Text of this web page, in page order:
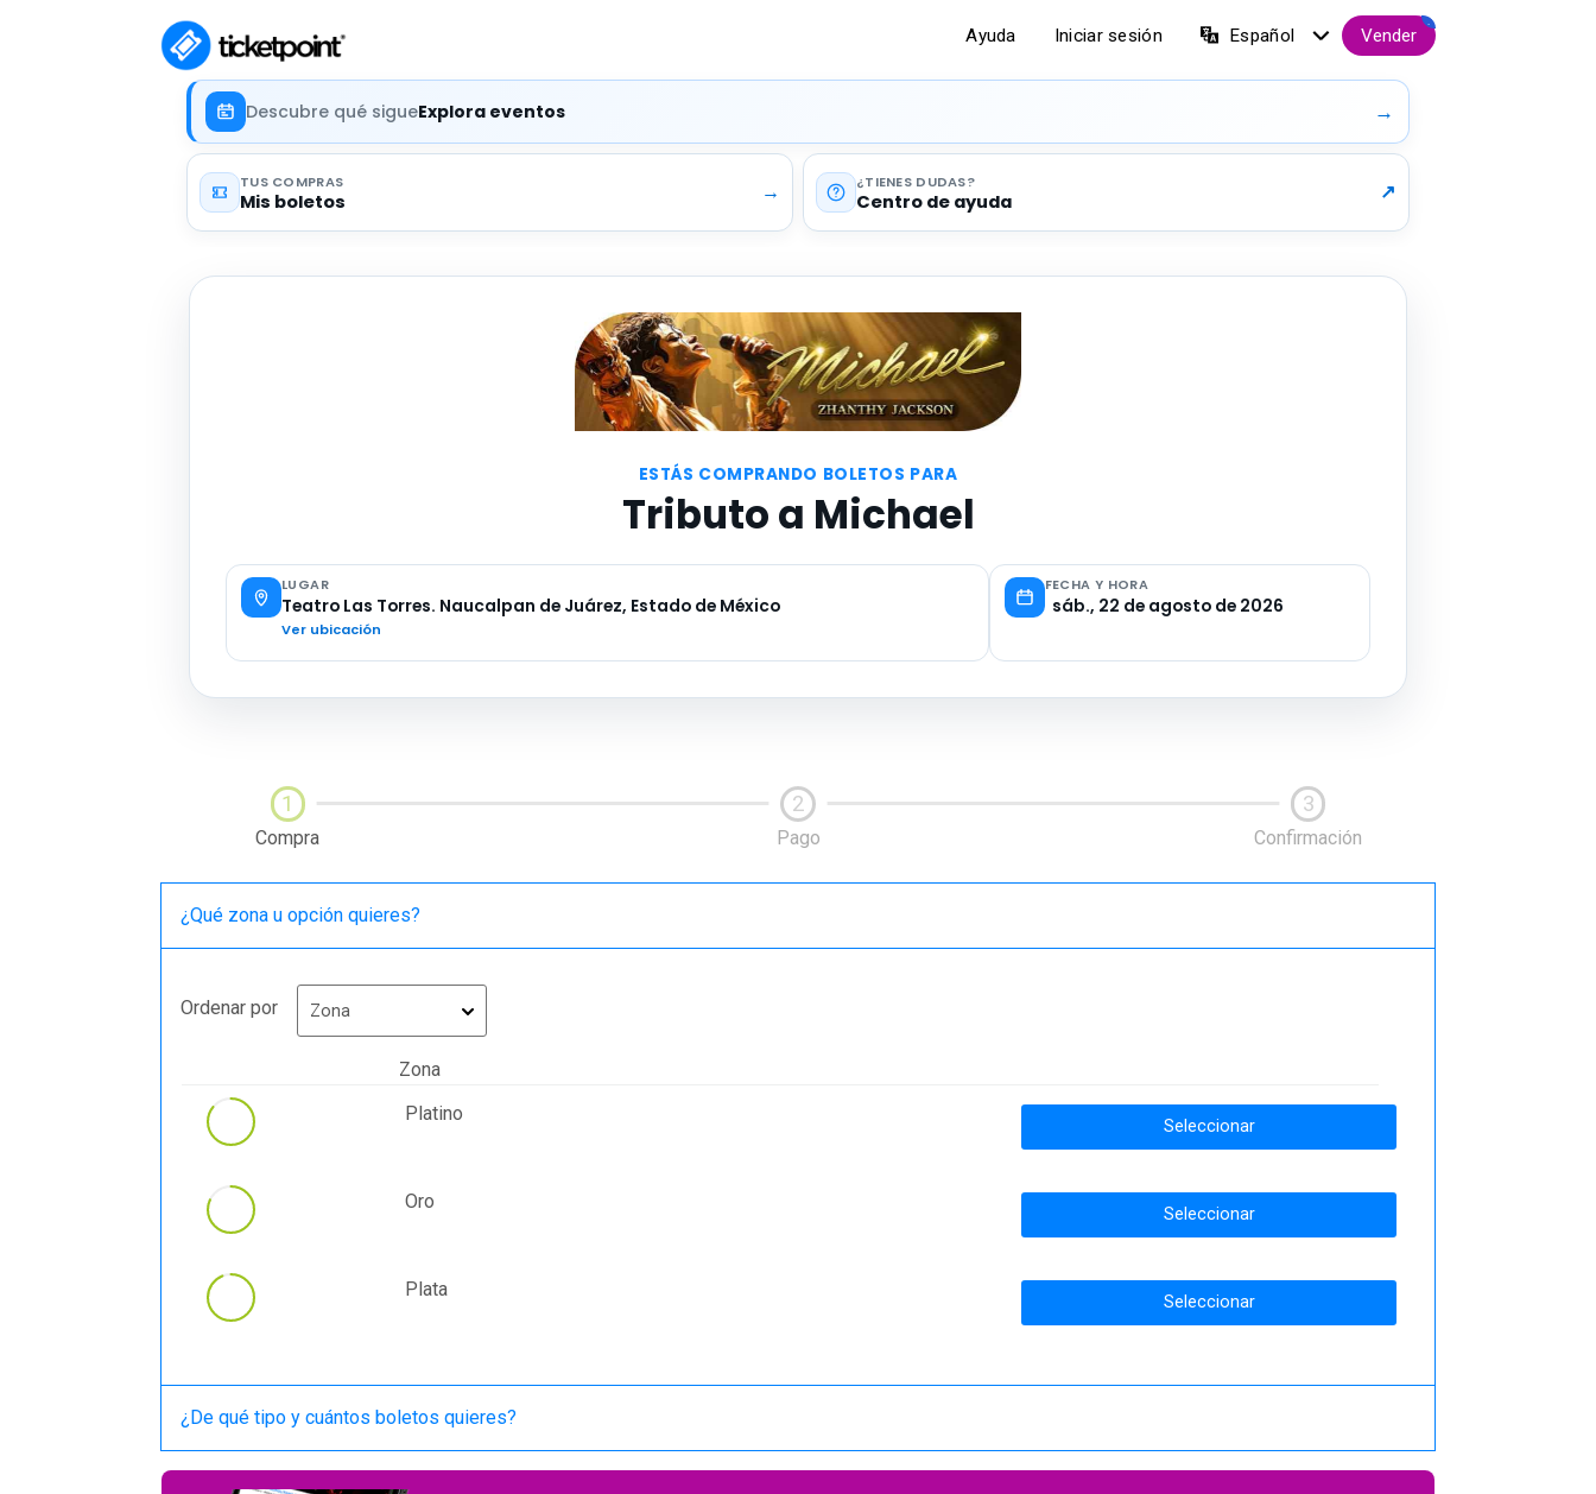
.
Vender
Español
Iniciar sesión
Ayuda
Descubre qué sigueExplora eventos →
TUS COMPRAS
Mis boletos → ¿TIENES DUDAS
Centro de ayuda ↗
ESTÁS COMPRANDO BOLETOS PARA
Tributo a Michael
LUGAR
Teatro Las Torres. Naucalpan de Juárez, Estado de México
Ver ubicación
FECHA Y HORA
sáb., 22 de agosto de 2026
1
Compra
2
Pago
3
Confirmación
¿Qué zona u opción quieres
Ordenar por
Zona
Platino
Seleccionar
Oro
Seleccionar
Plata
Seleccionar
¿De qué tipo y cuántos boletos quieres